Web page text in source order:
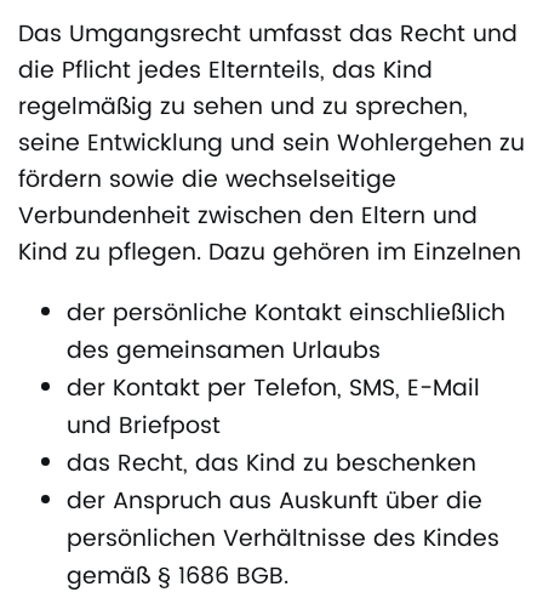
Das Umgangsrecht umfasst das Recht und
die Pflicht jedes Elternteils, das Kind
regelmäßig zu sehen und zu sprechen,
seine Entwicklung und sein Wohlergehen zu
fördern sowie die wechselseitige
Verbundenheit zwischen den Eltern und
Kind zu pflegen. Dazu gehören im Einzelnen
der persönliche Kontakt einschließlich
des gemeinsamen Urlaubs
der Kontakt per Telefon, SMS, E-Mail
und Briefpost
das Recht, das Kind zu beschenken
der Anspruch aus Auskunft über die
persönlichen Verhältnisse des Kindes
gemäß § 1686 BGB.